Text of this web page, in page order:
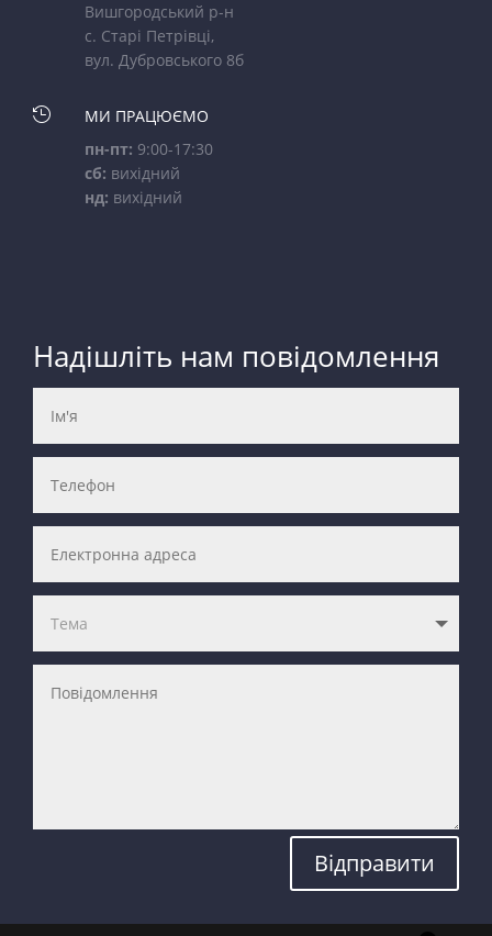
Вишгородський р-н
с. Старі Петрівці,
вул. Дубровського 8б

МИ ПРАЦЮЄМО
пн-пт: 9:00-17:30
сб: вихідний
нд: вихідний
Надішліть нам повідомлення
Відправити